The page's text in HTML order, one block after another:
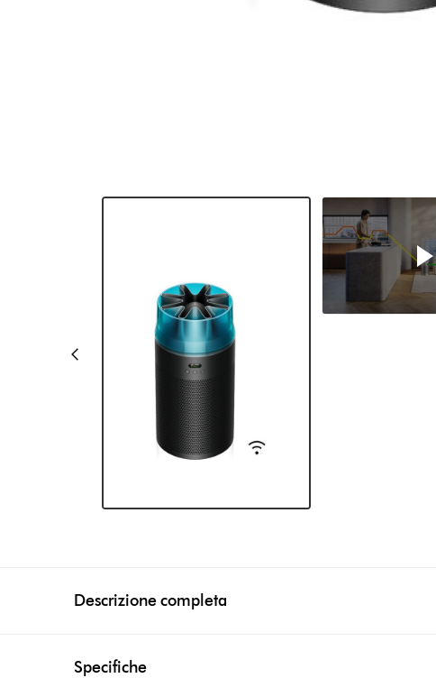
Descrizione completa
Specifiche